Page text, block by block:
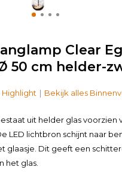
Clear
50 cm helder-
Highlight Bekijk alles
uit helder glas voorzien
LED lichtbron schijnt naar
glaasje. Dit geeft een
het glas.